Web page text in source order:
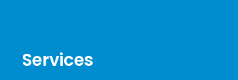
Services